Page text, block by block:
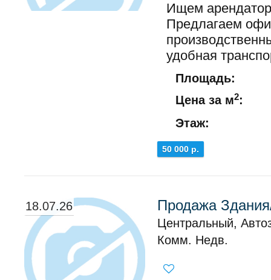
Ищем
Предлагаем
удобная
Площадь:
Цена за м2:
Этаж:
50 000 р.
18.07.26 Продажа
Центральный,
Комм. Недв.